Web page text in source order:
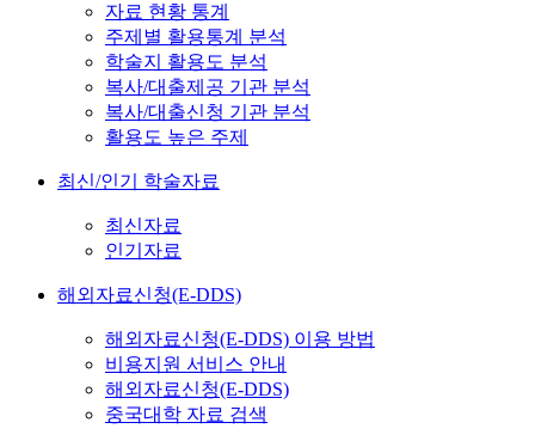
자료 현황 통계
주제별 활용통계 분석
학술지 활용도 분석
복사/대출제공 기관 분석
복사/대출신청 기관 분석
활용도 높은 주제
최신/인기 학술자료
최신자료
인기자료
해외자료신청(E-DDS)
해외자료신청(E-DDS) 이용 방법
비용지원 서비스 안내
해외자료신청(E-DDS)
중국대학 자료 검색